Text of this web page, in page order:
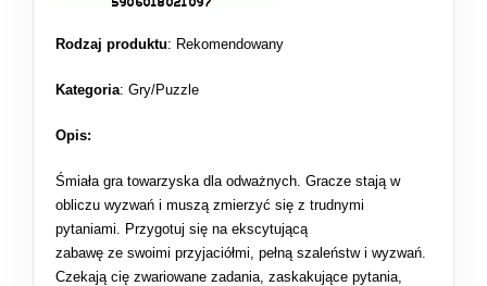
Rodzaj produktu: Rekomendowany
Kategoria: Gry/Puzzle
Opis:
Śmiała gra towarzyska dla odważnych. Gracze stają w
obliczu wyzwań i muszą zmierzyć się z trudnymi
pytaniami. Przygotuj się na ekscytującą
zabawę ze swoimi przyjaciółmi, pełną szaleństw i wyzwań.
Czekają cię zwariowane zadania, zaskakujące pytania,